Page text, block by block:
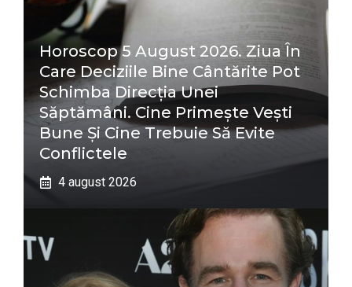
Horoscop 5 August 2026. Ziua În
Care Deciziile Bine Cântărite Pot
Schimba Direcția Unei
Săptămâni. Cine Primește Vești
Bune Și Cine Trebuie Să Evite
Conflictele
4 august 2026